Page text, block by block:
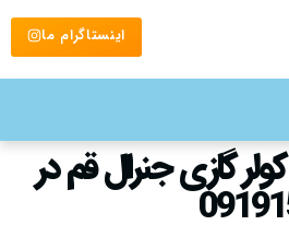
اینستاگرام ما
گازی جنرال قم در